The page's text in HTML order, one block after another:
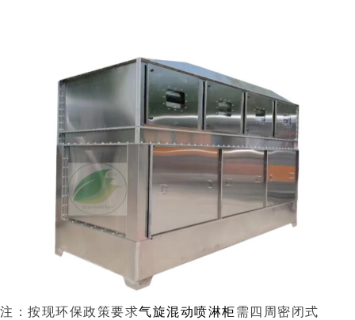
注：按现环保政策要求气旋混动喷淋柜需四周密闭式